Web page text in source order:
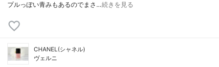
プルっぽい青みもあるのでまさ…続きを見る
CHANEL(シャネル)
ヴェルニ